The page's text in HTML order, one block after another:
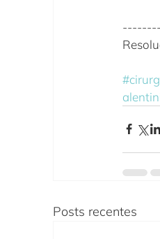
Posts recentes